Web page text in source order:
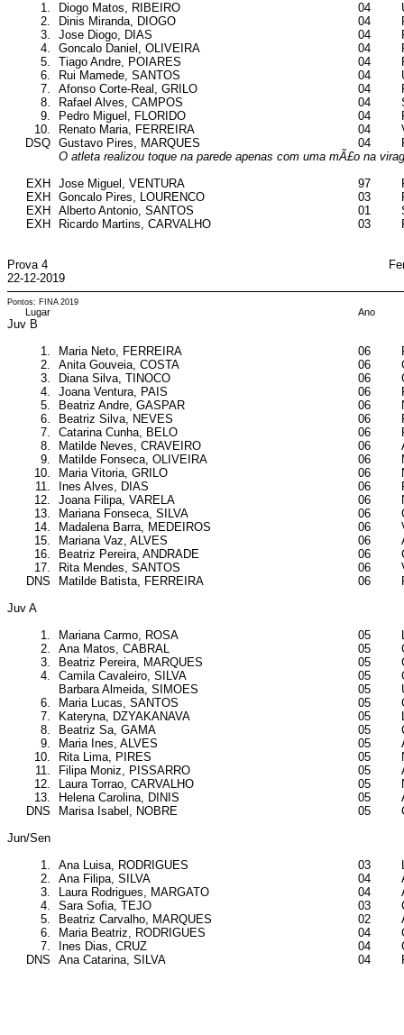
1.
Diogo Matos, RIBEIRO 04
2.
Dinis Miranda, DIOGO 04
3.
Jose Diogo, DIAS 04
4.
Goncalo Daniel, OLIVEIRA 04
5.
Tiago Andre, POIARES 04
6.
Rui Mamede, SANTOS 04
7.
Afonso Corte-Real, GRILO 04
8.
Rafael Alves, CAMPOS 04
9.
Pedro Miguel, FLORIDO 04
10.
Renato Maria, FERREIRA 04
DSQ Gustavo Pires, MARQUES 04
O atleta realizou toque na parede apenas com uma mÃ£o na
EXH
Jose Miguel, VENTURA 97
EXH
Goncalo Pires, LOURENCO 03
EXH
Alberto Antonio, SANTOS 01
EXH
Ricardo Martins, CARVALHO 03
Prova 4
22-12-2019
Pontos: FINA 2019
Lugar Ano
Juv B
1.
Maria Neto, FERREIRA 06
2.
Anita Gouveia, COSTA 06
3.
Diana Silva, TINOCO 06
4.
Joana Ventura, PAIS 06
5.
Beatriz Andre, GASPAR 06
6.
Beatriz Silva, NEVES 06
7.
Catarina Cunha, BELO 06
8.
Matilde Neves, CRAVEIRO 06
9.
Matilde Fonseca, OLIVEIRA 06
10.
Maria Vitoria, GRILO 06
11.
Ines Alves, DIAS 06
12.
Joana Filipa, VARELA 06
13.
Mariana Fonseca, SILVA 06
14.
Madalena Barra, MEDEIROS 06
15.
Mariana Vaz, ALVES 06
16.
Beatriz Pereira, ANDRADE 06
17.
Rita Mendes, SANTOS 06
DNS
Matilde Batista, FERREIRA 06
Juv A
1.
Mariana Carmo, ROSA 05
2.
Ana Matos, CABRAL 05
3.
Beatriz Pereira, MARQUES 05
4.
Camila Cavaleiro, SILVA 05
Barbara Almeida, SIMOES
05
6.
Maria Lucas, SANTOS 05
7.
Kateryna, DZYAKANAVA 05
8.
Beatriz Sa, GAMA 05
9.
Maria Ines, ALVES 05
10.
Rita Lima, PIRES 05
11.
Filipa Moniz, PISSARRO 05
12.
Laura Torrao, CARVALHO 05
13.
Helena Carolina, DINIS 05
DNS
Marisa Isabel, NOBRE 05
Jun/Sen
1.
Ana Luisa, RODRIGUES 03
2.
Ana Filipa, SILVA 04
3.
Laura Rodrigues, MARGATO 04
4.
Sara Sofia, TEJO 03
5.
Beatriz Carvalho, MARQUES 02
6.
Maria Beatriz, RODRIGUES 04
7.
Ines Dias, CRUZ 04
DNS
Ana Catarina, SILVA 04